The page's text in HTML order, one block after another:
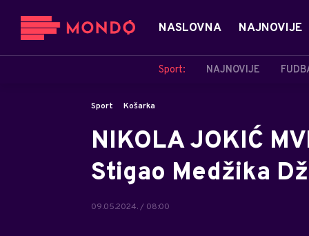
NASLOVNA NAJNOVIJE
Sport: NAJNOVIJE
Sport Košarka
NIKOLA JOKIĆ
Stigao Medžika
09.05.2024. / 08:00